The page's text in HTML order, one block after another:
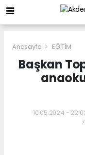
Anasayfa EĞİTİM
Başkan
10.05.2024 -